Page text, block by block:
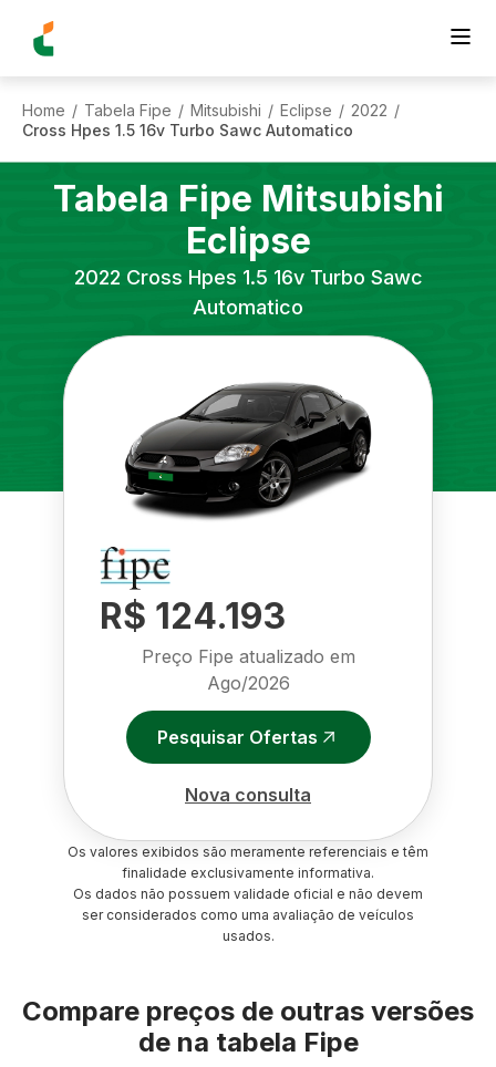
Home / Tabela Fipe / Mitsubishi / Eclipse / 2022 /
Cross Hpes 1.5 16v Turbo Sawc Automatico
Tabela Fipe Mitsubishi
Eclipse
2022 Cross Hpes 1.5 16v Turbo Sawc
Automatico
R$ 124.193
Preço Fipe atualizado em
Ago/2026
Pesquisar Ofertas
Nova consulta
Os valores exibidos são meramente referenciais e têm
finalidade exclusivamente informativa.
Os dados não possuem validade oficial e não devem
ser considerados como uma avaliação de veículos
usados.
Compare preços de outras versões
de na tabela Fipe